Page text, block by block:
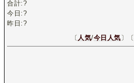
合計:?
今日:?
昨日:?
〔 人気/今日人気〕〔